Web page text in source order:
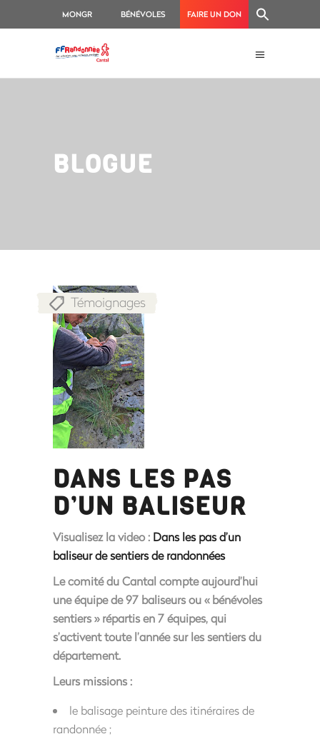
MONGR BÉNÉVOLES FAIRE UN DON
BLOGUE
Témoignages
DANS LES PAS
D’UN BALISEUR
Visualisez la video : Dans les pas d’un
baliseur de sentiers de randonnées
Le comité du Cantal compte aujourd’hui
une équipe de 97 baliseurs ou « bénévoles
sentiers » répartis en 7 équipes, qui
s’activent toute l’année sur les sentiers du
département.
Leurs missions :
le balisage peinture des itinéraires de
randonnée ;